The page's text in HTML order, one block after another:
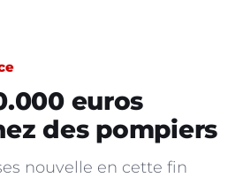
euros
des pompiers
nouvelle en cette fin